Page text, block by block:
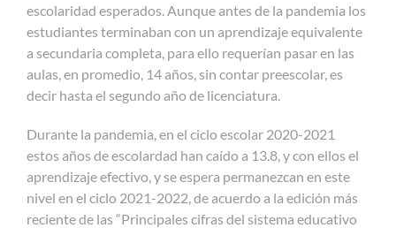
escolaridad esperados. Aunque antes de la pandemia los
estudiantes terminaban con un aprendizaje equivalente
a secundaria completa, para ello requerían pasar en las
aulas, en promedio, 14 años, sin contar preescolar, es
decir hasta el segundo año de licenciatura.
Durante la pandemia, en el ciclo escolar 2020-2021
estos años de escolardad han caído a 13.8, y con ellos el
aprendizaje efectivo, y se espera permanezcan en este
nivel en el ciclo 2021-2022, de acuerdo a la edición más
reciente de las “Principales cifras del sistema educativo